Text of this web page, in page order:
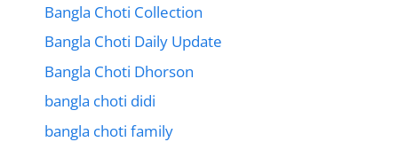
Bangla Choti Collection
Bangla Choti Daily Update
Bangla Choti Dhorson
bangla choti didi
bangla choti family